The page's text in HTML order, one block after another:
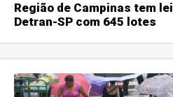
Região de Campinas tem
Detran-SP com 645 lotes